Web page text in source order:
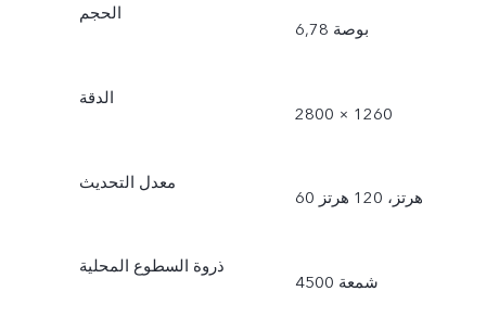
الحجم
6,78 بوصة
الدقة
2800 × 1260
معدل التحديث
60 هرتز، 120 هرتز
ذروة السطوع المحلية
4500 شمعة